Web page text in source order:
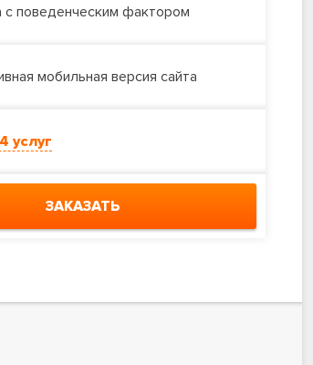
с поведенческим фактором
мобильная версия сайта
услуг
ЗАКАЗАТЬ